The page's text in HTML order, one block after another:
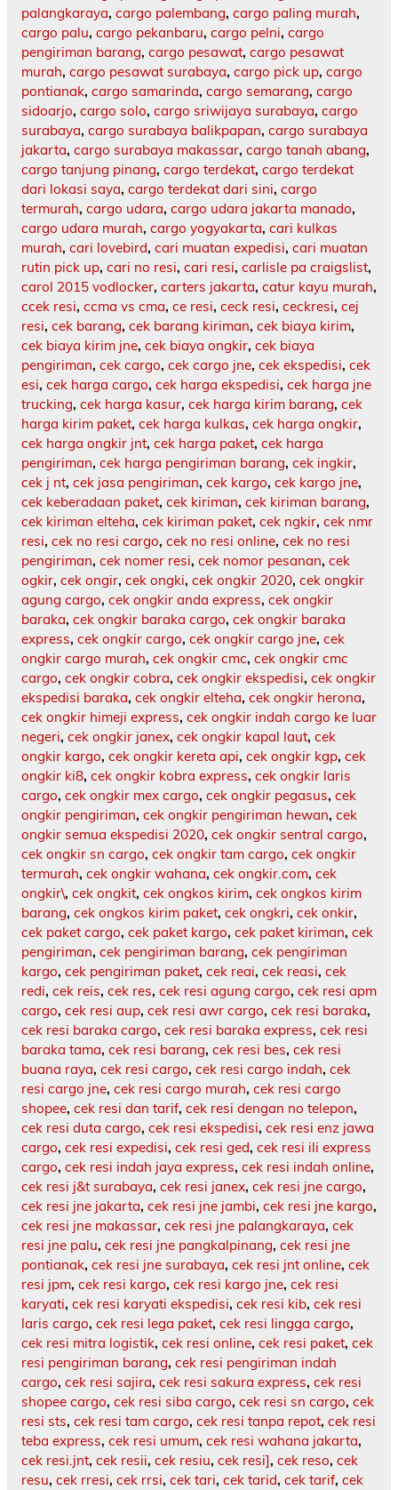
palangkaraya, cargo palembang, cargo paling murah,
cargo palu, cargo pekanbaru, cargo pelni, cargo
pengiriman barang, cargo pesawat, cargo pesawat
murah, cargo pesawat surabaya, cargo pick up, cargo
pontianak, cargo samarinda, cargo semarang, cargo
sidoarjo, cargo solo, cargo sriwijaya surabaya, cargo
surabaya, cargo surabaya balikpapan, cargo surabaya
jakarta, cargo surabaya makassar, cargo tanah abang,
cargo tanjung pinang, cargo terdekat, cargo terdekat
dari lokasi saya, cargo terdekat dari sini, cargo
termurah, cargo udara, cargo udara jakarta manado,
cargo udara murah, cargo yogyakarta, cari kulkas
murah, cari lovebird, cari muatan expedisi, cari muatan
rutin pick up, cari no resi, cari resi, carlisle pa craigslist,
carol 2015 vodlocker, carters jakarta, catur kayu murah,
ccek resi, ccma vs cma, ce resi, ceck resi, ceckresi, cej
resi, cek barang, cek barang kiriman, cek biaya kirim,
cek biaya kirim jne, cek biaya ongkir, cek biaya
pengiriman, cek cargo, cek cargo jne, cek ekspedisi, cek
esi, cek harga cargo, cek harga ekspedisi, cek harga jne
trucking, cek harga kasur, cek harga kirim barang, cek
harga kirim paket, cek harga kulkas, cek harga ongkir,
cek harga ongkir jnt, cek harga paket, cek harga
pengiriman, cek harga pengiriman barang, cek ingkir,
cek j nt, cek jasa pengiriman, cek kargo, cek kargo jne,
cek keberadaan paket, cek kiriman, cek kiriman barang,
cek kiriman elteha, cek kiriman paket, cek ngkir, cek nmr
resi, cek no resi cargo, cek no resi online, cek no resi
pengiriman, cek nomer resi, cek nomor pesanan, cek
ogkir, cek ongir, cek ongki, cek ongkir 2020, cek ongkir
agung cargo, cek ongkir anda express, cek ongkir
baraka, cek ongkir baraka cargo, cek ongkir baraka
express, cek ongkir cargo, cek ongkir cargo jne, cek
ongkir cargo murah, cek ongkir cmc, cek ongkir cmc
cargo, cek ongkir cobra, cek ongkir ekspedisi, cek ongkir
ekspedisi baraka, cek ongkir elteha, cek ongkir herona,
cek ongkir himeji express, cek ongkir indah cargo ke luar
negeri, cek ongkir janex, cek ongkir kapal laut, cek
ongkir kargo, cek ongkir kereta api, cek ongkir kgp, cek
ongkir ki8, cek ongkir kobra express, cek ongkir laris
cargo, cek ongkir mex cargo, cek ongkir pegasus, cek
ongkir pengiriman, cek ongkir pengiriman hewan, cek
ongkir semua ekspedisi 2020, cek ongkir sentral cargo,
cek ongkir sn cargo, cek ongkir tam cargo, cek ongkir
termurah, cek ongkir wahana, cek ongkir.com, cek
ongkir\, cek ongkit, cek ongkos kirim, cek ongkos kirim
barang, cek ongkos kirim paket, cek ongkri, cek onkir,
cek paket cargo, cek paket kargo, cek paket kiriman, cek
pengiriman, cek pengiriman barang, cek pengiriman
kargo, cek pengiriman paket, cek reai, cek reasi, cek
redi, cek reis, cek res, cek resi agung cargo, cek resi apm
cargo, cek resi aup, cek resi awr cargo, cek resi baraka,
cek resi baraka cargo, cek resi baraka express, cek resi
baraka tama, cek resi barang, cek resi bes, cek resi
buana raya, cek resi cargo, cek resi cargo indah, cek
resi cargo jne, cek resi cargo murah, cek resi cargo
shopee, cek resi dan tarif, cek resi dengan no telepon,
cek resi duta cargo, cek resi ekspedisi, cek resi enz jawa
cargo, cek resi expedisi, cek resi ged, cek resi ili express
cargo, cek resi indah jaya express, cek resi indah online,
cek resi j&t surabaya, cek resi janex, cek resi jne cargo,
cek resi jne jakarta, cek resi jne jambi, cek resi jne kargo,
cek resi jne makassar, cek resi jne palangkaraya, cek
resi jne palu, cek resi jne pangkalpinang, cek resi jne
pontianak, cek resi jne surabaya, cek resi jnt online, cek
resi jpm, cek resi kargo, cek resi kargo jne, cek resi
karyati, cek resi karyati ekspedisi, cek resi kib, cek resi
laris cargo, cek resi lega paket, cek resi lingga cargo,
cek resi mitra logistik, cek resi online, cek resi paket, cek
resi pengiriman barang, cek resi pengiriman indah
cargo, cek resi sajira, cek resi sakura express, cek resi
shopee cargo, cek resi siba cargo, cek resi sn cargo, cek
resi sts, cek resi tam cargo, cek resi tanpa repot, cek resi
teba express, cek resi umum, cek resi wahana jakarta,
cek resi.jnt, cek resii, cek resiu, cek resi], cek reso, cek
resu, cek rresi, cek rrsi, cek tari, cek tarid, cek tarif, cek